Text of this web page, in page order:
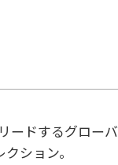
ードするグローバ
ション。